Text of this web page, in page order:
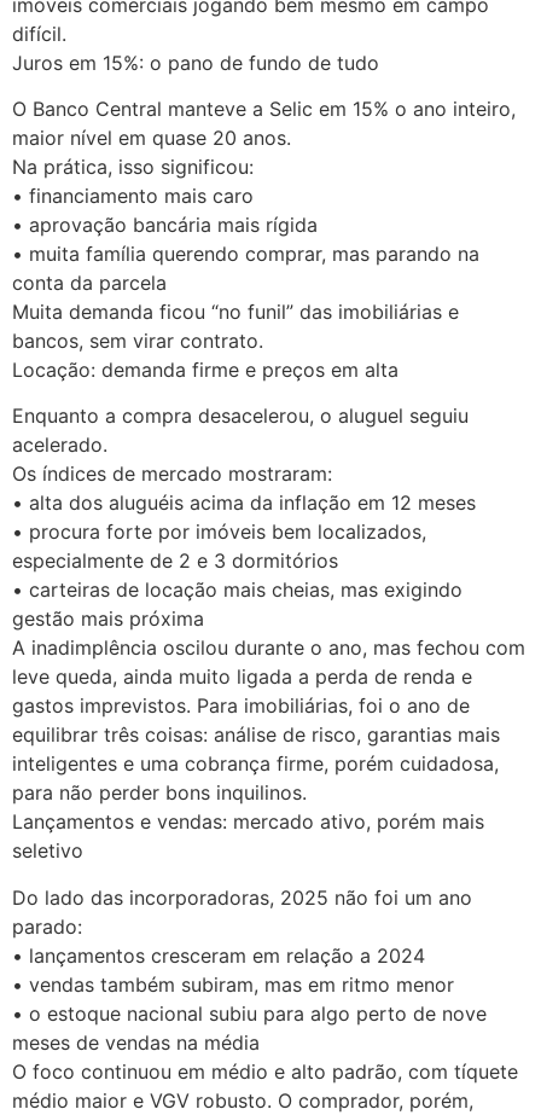
difícil.
Juros em 15%: o pano de fundo de tudo
O Banco Central manteve a Selic em 15% o ano inteiro,
maior nível em quase 20 anos.
Na prática, isso significou:
• financiamento mais caro
• aprovação bancária mais rígida
• muita família querendo comprar, mas parando na
conta da parcela
Muita demanda ficou “no funil” das imobiliárias e
bancos, sem virar contrato.
Locação: demanda firme e preços em alta
Enquanto a compra desacelerou, o aluguel seguiu
acelerado.
Os índices de mercado mostraram:
• alta dos aluguéis acima da inflação em 12 meses
• procura forte por imóveis bem localizados,
especialmente de 2 e 3 dormitórios
• carteiras de locação mais cheias, mas exigindo
gestão mais próxima
A inadimplência oscilou durante o ano, mas fechou com
leve queda, ainda muito ligada a perda de renda e
gastos imprevistos. Para imobiliárias, foi o ano de
equilibrar três coisas: análise de risco, garantias mais
inteligentes e uma cobrança firme, porém cuidadosa,
para não perder bons inquilinos.
Lançamentos e vendas: mercado ativo, porém mais
seletivo
Do lado das incorporadoras, 2025 não foi um ano
parado:
• lançamentos cresceram em relação a 2024
• vendas também subiram, mas em ritmo menor
• o estoque nacional subiu para algo perto de nove
meses de vendas na média
O foco continuou em médio e alto padrão, com tíquete
médio maior e VGV robusto. O comprador, porém,